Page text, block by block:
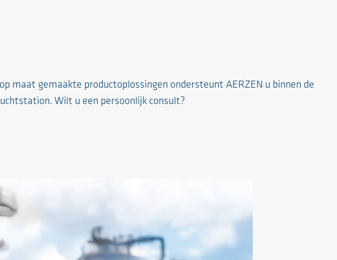
maat gemaakte productoplossingen ondersteunt AERZEN u binnen de
Wilt u een persoonlijk consult?